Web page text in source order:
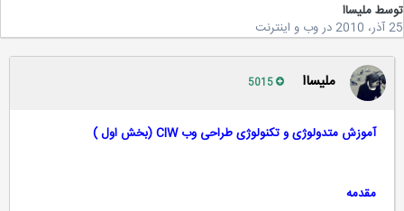
ملیساا
دروب و اینترنت
ملیساا
آموزش متدولوژی و تکنولوژی طراحی وب CIW (بخش اول )
مقدمه